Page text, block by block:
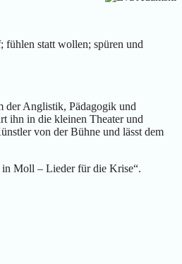
fühlen statt wollen; spüren und
der Anglistik, Pädagogik und
ihn in die kleinen Theater und
von der Bühne und lässt dem
Moll – Lieder für die Krise“.